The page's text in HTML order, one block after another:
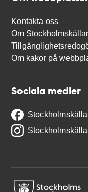
Kontakta oss
Om
Om kakor på
Sociala medier